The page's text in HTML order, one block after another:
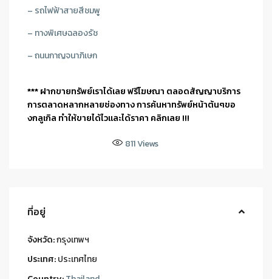
– รถไฟฟ้าสายสีชมพู
– ทางพิเศษฉลองรัช
– ถนนกาญจนาภิเษก
*** ฝากขายทรัพย์เราได้เลย ฟรีโฆษณา ตลอดสัญญาบริการ
การตลาดหลากหลายช่องทาง การค้นหาทรัพย์หน้าต้นๆขอ
งกลูเกิล ทำให้ขายได้ไวและได้ราคา คลิกเลย !!!
811Views
ที่อยู่
จังหวัด:กรุงเทพฯ
ประเทศ:ประเทศไทย